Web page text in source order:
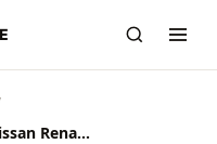
SDCA spécialiste multimarques Nissan Renault Suzuki Dacia